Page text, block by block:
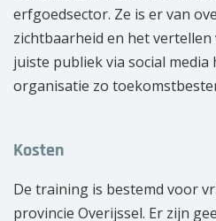
erfgoedsector. Ze is er van
zichtbaarheid en het
juiste publiek via social
organisatie zo
Kosten
De training is bestemd voor
provincie Overijssel. Er zijn